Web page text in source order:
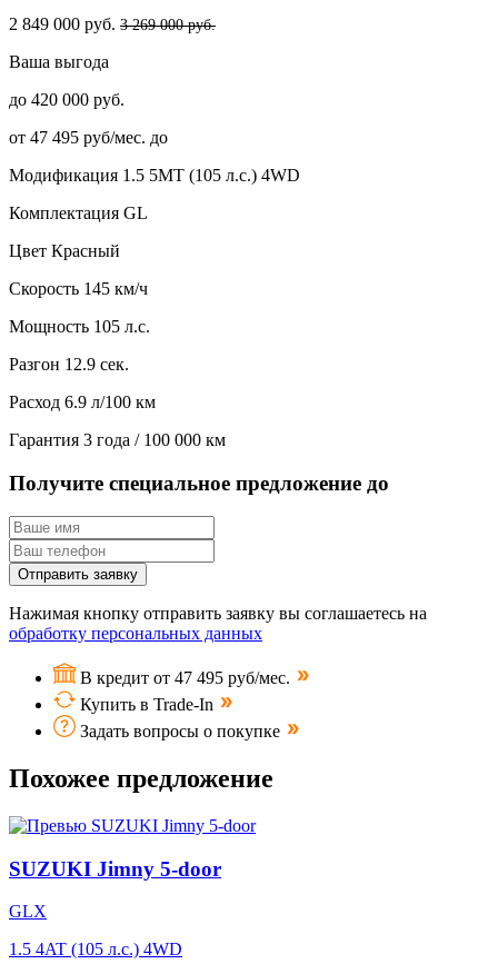
2 849 000 руб. 3 269 000 руб.
Ваша выгода
до 420 000 руб.
от 47 495 руб/мес. до
Модификация 1.5 5MT (105 л.с.) 4WD
Комплектация GL
Цвет Красный
Скорость 145 км/ч
Мощность 105 л.с.
Разгон 12.9 сек.
Расход 6.9 л/100 км
Гарантия 3 года / 100 000 км
Получите специальное предложение до
Отправить заявку
Нажимая кнопку отправить заявку вы соглашаетесь на
обработку персональных данных
В кредит от 47 495 руб/мес.
Купить в Trade-In
Задать вопросы о покупке
Похожее предложение
SUZUKI Jimny 5-door
GLX
1.5 4AT (105 л.с.) 4WD